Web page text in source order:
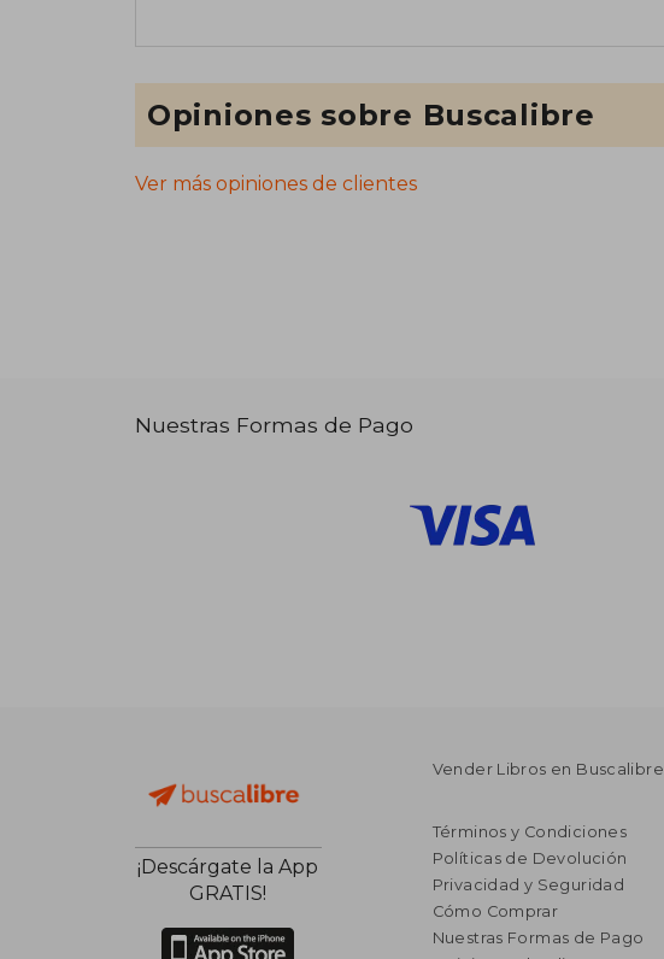
Opiniones sobre Buscalibre
Ver más opiniones de clientes
Nuestras Formas de Pago
¡Descárgate la App
GRATIS!
Vender Libros en Buscalibre
Términos y Condiciones
Políticas de Devolución
Privacidad y Seguridad
Cómo Comprar
Nuestras Formas de Pago